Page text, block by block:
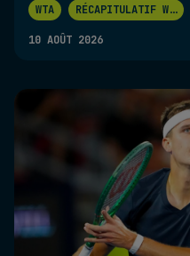
WTA RÉCAPITULATIF W...
10 AOÛT 2026